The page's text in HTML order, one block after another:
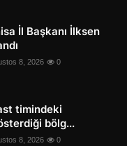
İl Başkanı İlksen
8, 2026 0
timindeki
bölg...
8, 2026 0